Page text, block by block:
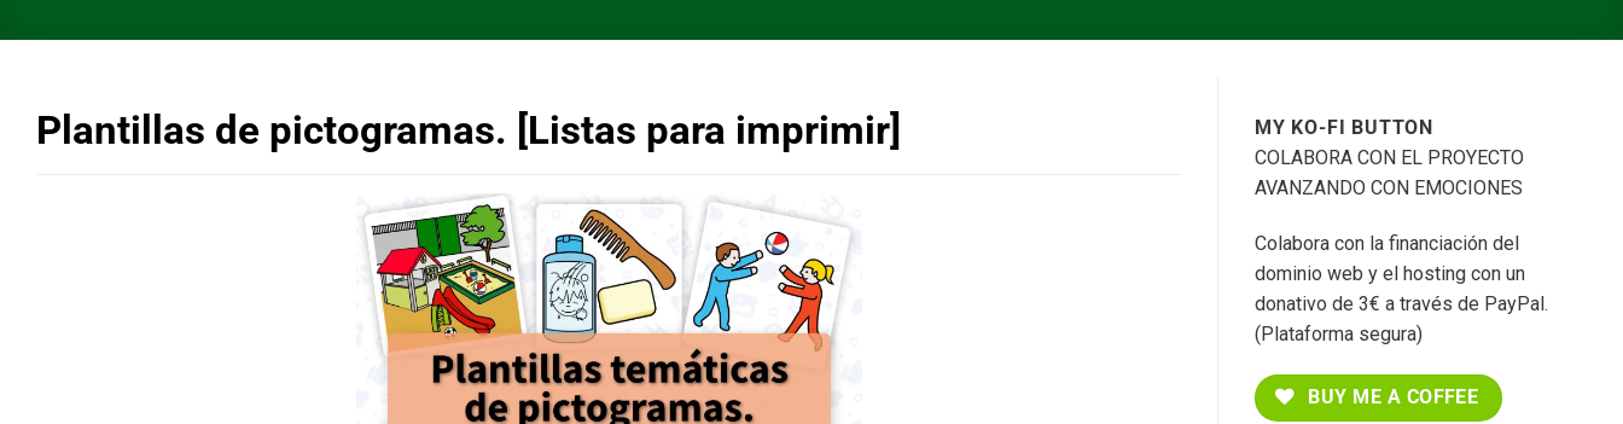
Plantillas de pictogramas. [Listas para imprimir]
MY KO-FI BUTTON
COLABORA CON EL PROYECTO
AVANZANDO CON EMOCIONES
Colabora con la financiación del
dominio web y el hosting con un
donativo de 3€ a través de PayPal.
(Plataforma segura)
BUY ME A COFFEE